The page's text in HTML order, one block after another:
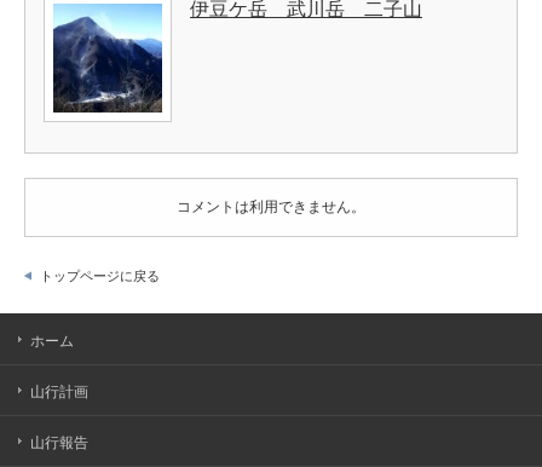
伊豆ケ岳 武川岳 二子山
コメントは利用できません。
トップページに戻る
ホーム
山行計画
山行報告